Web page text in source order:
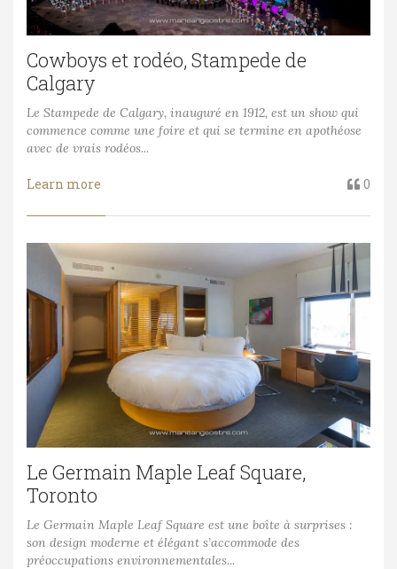
Cowboys et rodéo, Stampede de
Calgary
Le Stampede de Calgary, inauguré en 1912, est un show qui
commence comme une foire et qui se termine en apothéose
avec de vrais rodéos...
Learn more 0
Le Germain Maple Leaf Square,
Toronto
Le Germain Maple Leaf Square est une boîte à surprises :
son design moderne et élégant s’accommode des
préoccupations environnementales...